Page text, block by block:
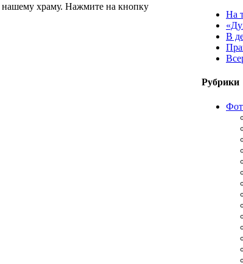
На
В
Рубрики
храму. Нажмите на кнопку